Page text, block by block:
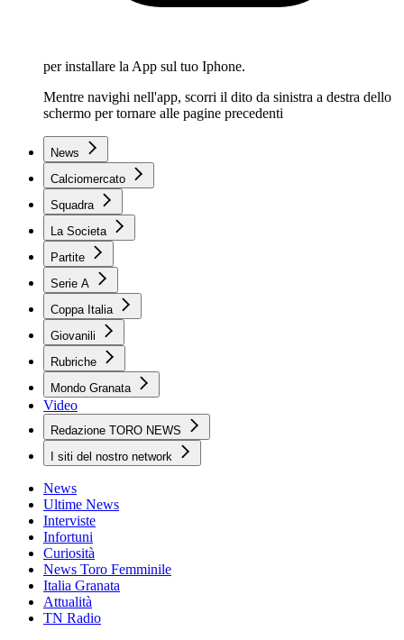
per installare la App sul tuo Iphone.
Mentre navighi nell'app, scorri il dito da sinistra a destra dello
schermo per tornare alle pagine precedenti
News
Calciomercato
Squadra
La Societa
Partite
Serie A
Coppa Italia
Giovanili
Rubriche
Mondo Granata
Video
Redazione TORO NEWS
I siti del nostro network
News
Ultime News
Interviste
Infortuni
Curiosità
News Toro Femminile
Italia Granata
Attualità
TN Radio